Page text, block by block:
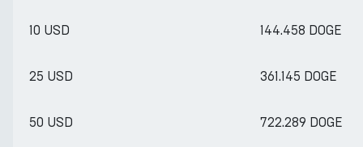
10 USD 144.458 DOGE
25 USD 361.145 DOGE
50 USD 722.289 DOGE